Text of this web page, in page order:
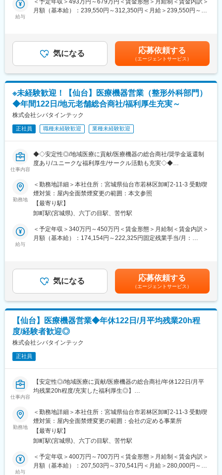
合力を強みとして、どのような形でお客様のお役に立てるのかを
・医療業界は私たちの生活に無くてはならない非常に社会的意義
の高い業界で、コロナ禍においても安定した業績を残していま
す。地域に根付いた事業運営をしており、今後も安定した成長が
変更の範囲：会社の定める業務
■詳細イメージ：
・営業スタイル：代理店と協力して医療機関へ営業活動を行いま
す。基本的に事務所へ出社しますが、直行直帰をする場合もあり
ます。全員に社用車を貸与しています。
・製品単価：数十万円～数百万円
・競合優位性：フクダ電子とオムロンヘルスケアの両社の商品を
販売できるのは当社のみです。血圧計、体温計のデータを飛ば
し、病院の電子カルテに表示するなど、これまでにない画期的な
提案をする事ができます。
■研修：
業界経験をお持ちでなくても、研修やOJTを通じて医療業界の知
識やスキルを身につけ、現場で活躍いただける体制が整っていま
す。具体的には半年間で独り立ちしてもらうために、入社時・50
みや製品知識を中心とし、座学と実技を交えた研修です。集合研
修の合間の期間は配属先でのOJTにてキャッチアップいただきま
す。
・転勤：エリア内で発生する可能性あり ※全国転勤はございませ
ん
同社は「医療事故1/100 健康寿命100年への貢献」という理念に
沿った製品ラインナップを持っており、医療従事者の不足が顕著
な地域医療や、医療に携わる方々が安心して患者様に向き合える
環境の提供に貢献できます。
変更の範囲：会社の定める業務
給与
＜予定年収＞493万円～679万円＜賃金形態＞月給制＜賃金内訳＞
月額（基本給）：239,550円～312,350円＜月給＞239,550円～
性があります。月給(月額)は固定手当を含めた表記です。
気になる 応募依頼する
（エージェントサービス）
※未経験歓迎！【仙台】医療機器営業（整形外科部門）
◆年間122日/地元老舗総合商社/福利厚生充実～
株式会社シバタインテック
正社員 職種未経験歓迎 業種未経験歓迎
仕事内容
◆◇安定性◎/地域医療に貢献/医療機器の総合商社/奨学金返還制
度あり/ユニークな福利厚生/サークル活動も充実◇◆
■業務概要：
・医療機関の医師・看護師などの方々に向けて、医療機器の提
案・販売を行います。はじめはマスク、注射針、ガーゼなどの消
耗品からスタートし、将来的には新病院の立ち上げタイミングや
大型の医療機器の導入のタイミングでMRIなどの提案も行って頂
きます。地域の医療に貢献するやりがいある仕事です。
験によって変動がございます）。その間は営業目標がつかない育
成期間となりますので、仕事を覚えることに集中できます。
・メーカー営業との同行や勉強会等もございますので、製品につ
■配属詳細：
・整形外科部門をサポートするオーソペディック事業部配属とな
ります。営業のエキスパートが所属しており、約10名の組織で
す。主な取扱商品には、外傷の治療で骨折部を固定するプレー
ト、スクリュー、 髄内釘をはじめ、加齢などによる変形性関節症
や、 慢性関節リウマチの治療で機能再建に使用される人工関節な
どがあります。これらの商品が患者様へ使用される前に、先生方
との打ち合わせを重ね、 その症例に最適な商品をご提供し、治療
が円滑に行なえるようサポートを 行なうことが我々の使命と考え
■同社の魅力：
・医療機器・理化学機器・福祉用具の総合商社である当社は、商
品を売ることだけが目的ではありません。医薬品、医療機器、事
の病院における「すべて」を提案する総合力（トータルソリュー
ション）を強みとして、どのような形でお客様のお役に立てるの
勤務地
＜勤務地詳細＞本社住所：宮城県仙台市若林区卸町2-11-3 受動喫
煙対策：屋内全面禁煙変更の範囲：本文参照
【最寄り駅】
卸町駅(宮城県)、六丁の目駅、苦竹駅
給与
＜予定年収＞340万円～450万円＜賃金形態＞月給制＜賃金内訳＞
月額（基本給）：174,154円～222,325円固定残業手当/月：
年収はあくまでも目安の金額であり、選考を通じて上下する可能
性があります。※固定残業金額は給与によって異なります。■昇
給：年1回■賞与：年2回（昨年実績：3カ月以上）賃金はあくまで
も目安の金額であり、選考を通じて上下する可能性があります。
月給(月額)は固定手当を含めた表記です。
気になる 応募依頼する
（エージェントサービス）
【仙台】医療機器営業◆年休122日/月平均残業20h程
度/経験者歓迎◎
株式会社シバタインテック
正社員
仕事内容
【安定性◎/地域医療に貢献/医療機器の総合商社/年休122日/月平
均残業20h程度/充実した福利厚生◎】
■業務概要：
・医療機関の医師・看護師などの方々に向けて、医療機器の提
案・販売を行います。はじめはマスク、注射針、ガーゼなどの消
耗品からスタートし、将来的には新病院の立ち上げタイミングや
大型の医療機器の導入のタイミングでMRIなどの提案も行って頂
きます。地域の医療に貢献するやりがいある仕事です。
勤務地
＜勤務地詳細＞本社住所：宮城県仙台市若林区卸町2-11-3 受動喫
煙対策：屋内全面禁煙変更の範囲：会社の定める事業所
【最寄り駅】
卸町駅(宮城県)、六丁の目駅、苦竹駅
給与
＜予定年収＞400万円～700万円＜賃金形態＞月給制＜賃金内訳＞
月額（基本給）：207,503円～370,541円＜月給＞280,000円～